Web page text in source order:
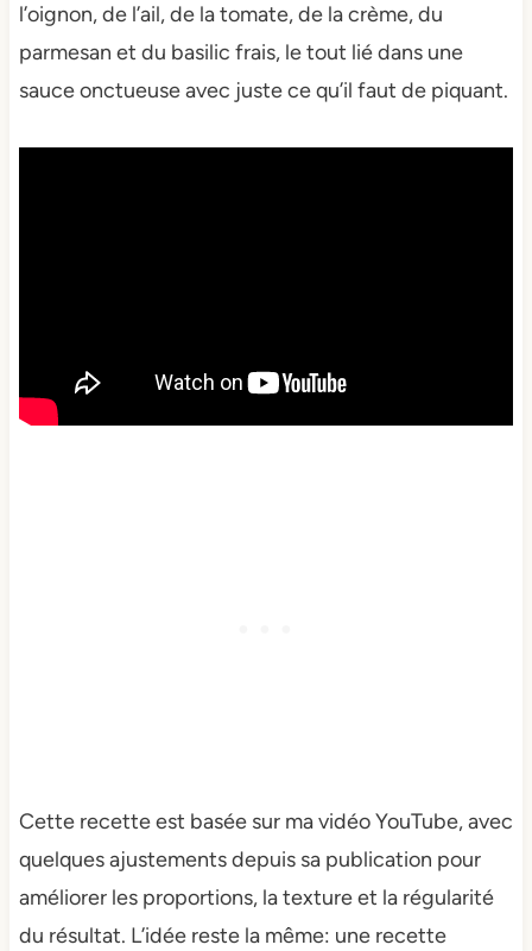
l’oignon, de l’ail, de la tomate, de la crème, du
parmesan et du basilic frais, le tout lié dans une
sauce onctueuse avec juste ce qu’il faut de piquant.
Cette recette est basée sur ma vidéo YouTube, avec
quelques ajustements depuis sa publication pour
améliorer les proportions, la texture et la régularité
du résultat. L’idée reste la même: une recette